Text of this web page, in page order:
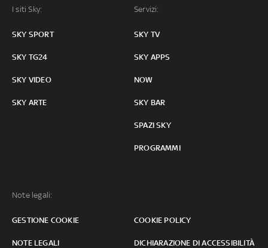
I siti Sky:
SKY SPORT
SKY TG24
SKY VIDEO
SKY ARTE
Servizi:
SKY TV
SKY APPS
NOW
SKY BAR
SPAZI SKY
PROGRAMMI
Note legali:
GESTIONE COOKIE COOKIE POLICY
NOTE LEGALI DICHIARAZIONE DI ACCESSIBILITÀ